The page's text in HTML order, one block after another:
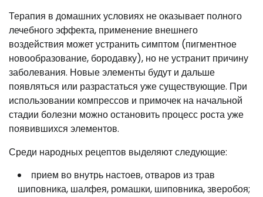
Терапия в домашних условиях не оказывает полного
лечебного эффекта, применение внешнего
воздействия может устранить симптом (пигментное
новообразование, бородавку), но не устранит причину
заболевания. Новые элементы будут и дальше
появляться или разрастаться уже существующие. При
использовании компрессов и примочек на начальной
стадии болезни можно остановить процесс роста уже
появившихся элементов.
Среди народных рецептов выделяют следующие:
прием во внутрь настоев, отваров из трав
шиповника, шалфея, ромашки, шиповника, зверобоя;